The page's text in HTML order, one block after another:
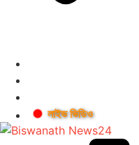
লাইভ ভিডিও